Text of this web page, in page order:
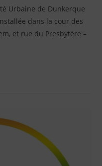
Urbaine de Dunkerque
dans la cour des
et rue du Presbytère –